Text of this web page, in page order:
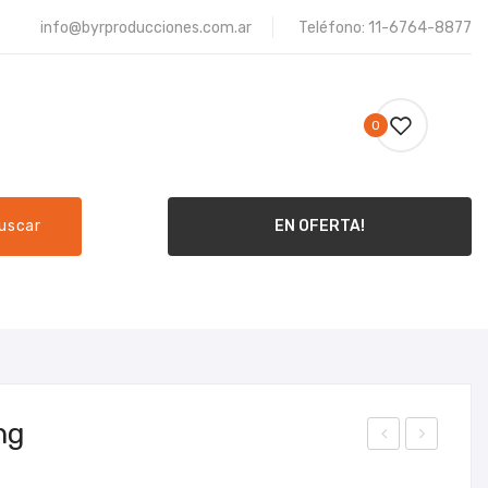
info@byrproducciones.com.ar Teléfono: 11-6764-8877
0
EN OFERTA!